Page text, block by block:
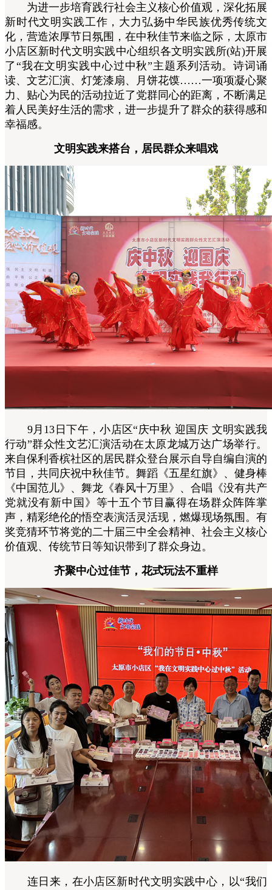
为进一步培育践行社会主义核心价值观，深化拓展
新时代文明实践工作，大力弘扬中华民族优秀传统文
化，营造浓厚节日氛围，在中秋佳节来临之际，太原市
小店区新时代文明实践中心组织各文明实践所(站)开展
了“我在文明实践中心过中秋”主题系列活动。诗词诵
读、文艺汇演、灯笼漆扇、月饼花馍……一项项凝心聚
力、贴心为民的活动拉近了党群同心的距离，不断满足
着人民美好生活的需求，进一步提升了群众的获得感和
幸福感。
文明实践来搭台，居民群众来唱戏
9月13日下午，小店区“庆中秋 迎国庆 文明实践我
行动”群众性文艺汇演活动在太原龙城万达广场举行。
来自保利香槟社区的居民群众登台展示自导自编自演的
节目，共同庆祝中秋佳节。舞蹈《五星红旗》、健身棒
《中国范儿》、舞龙《春风十万里》、合唱《没有共产
党就没有新中国》等十五个节目赢得在场群众阵阵掌
声，精彩绝伦的悟空表演活灵活现，燃爆现场氛围。有
奖竞猜环节将党的二十届三中全会精神、社会主义核心
价值观、传统节日等知识带到了群众身边。
齐聚中心过佳节，花式玩法不重样
连日来，在小店区新时代文明实践中心，以“我们